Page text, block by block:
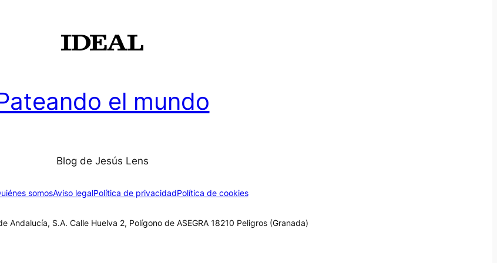
el mundo
Blog de Jesús Lens
somosAviso legalPolítica de privacidadPolítica de cookies
Andalucía, S.A. Calle Huelva 2, Polígono de ASEGRA 18210 Peligros (Granada)